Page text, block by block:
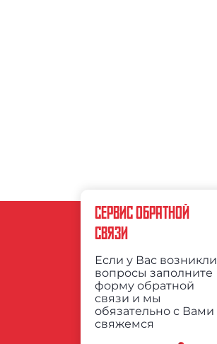
СЕРВИС ОБРАТНОЙ
СВЯЗИ
Если у Вас возникли
вопросы заполните
форму обратной
связи и мы
обязательно с Вами
свяжемся